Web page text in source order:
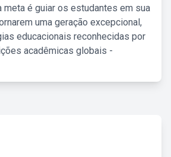
meta é guiar os estudantes em sua
uma geração excepcional,
educacionais reconhecidas por
acadêmicas globais -